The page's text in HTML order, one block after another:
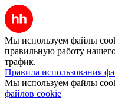
Мы используем файлы
правильную работу
трафик.
Правила использования
Мы используем файлы
файлов cookie